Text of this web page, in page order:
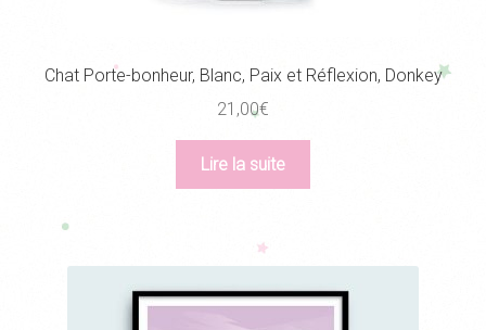
Chat Porte-bonheur, Blanc, Paix et Réflexion, Donkey
21,00€
Lire la suite